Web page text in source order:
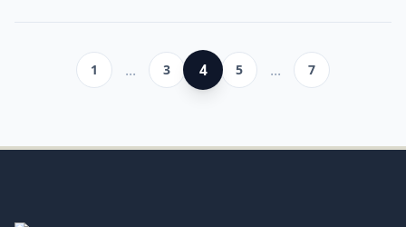
1 ... 3 4 5 ... 7